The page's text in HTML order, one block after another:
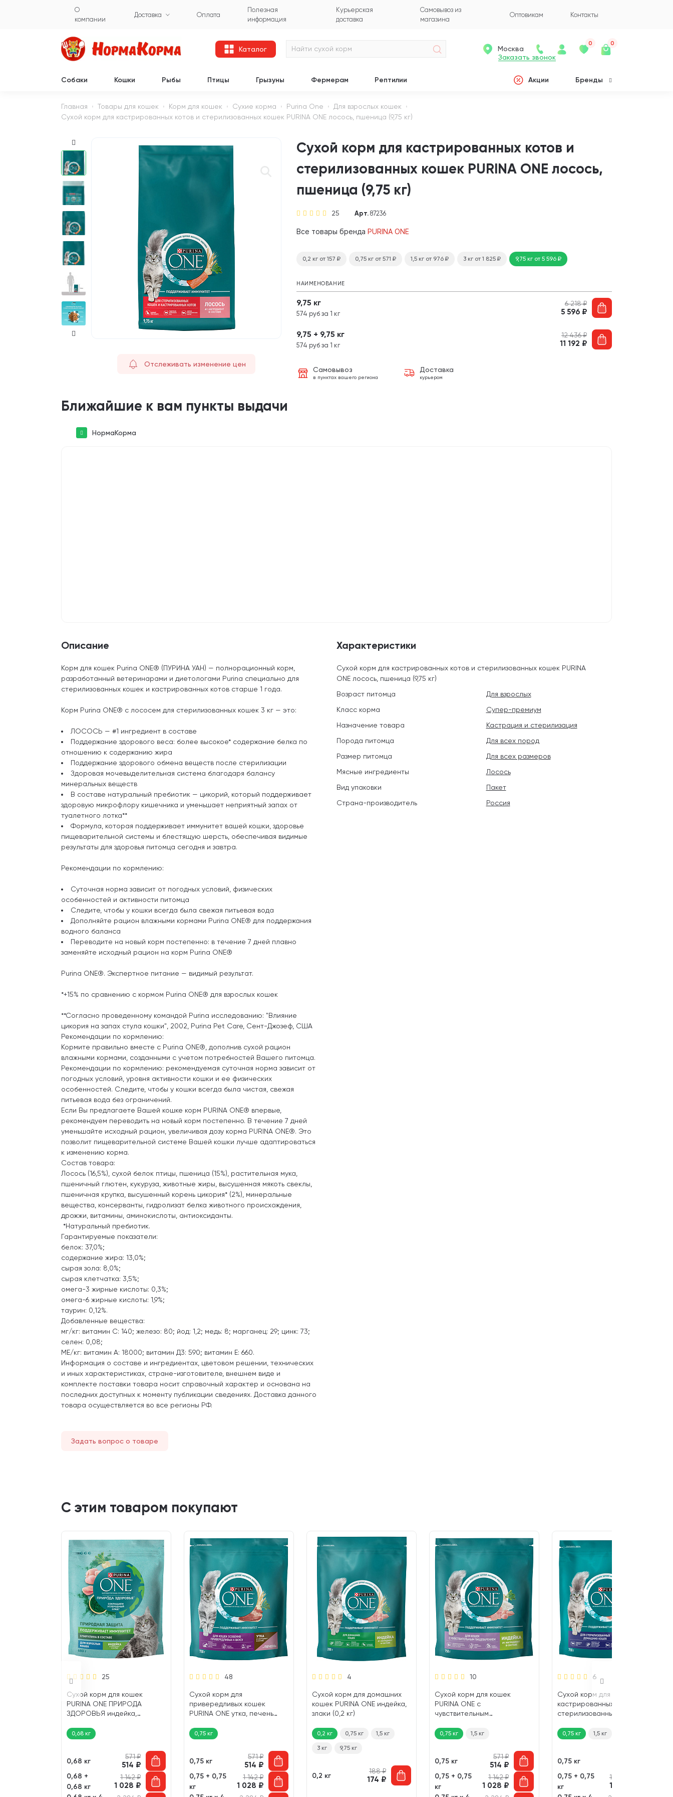
О
компании
Доставка Оплата
Полезная
информация
Курьерская
доставка
Самовывоз из
магазина
Оптовикам Контакты
Каталог
Заказать звонок
Москва
0 0
Собаки Кошки Рыбы Птицы Грызуны Фермерам Рептилии Акции Бренды
Главная Товары для кошек Корм для кошек Сухие корма Purina One
Для взрослых кошек
Сухой корм для кастрированных котов и стерилизованных кошек PURINA ONE лосось, пшеница (9,75 кг)
Отслеживать изменение цен
Сухой корм для кастрированных котов и
стерилизованных кошек PURINA ONE лосось,
пшеница (9,75 кг)
25 Арт. 87236
Все товары бренда PURINA ONE
0,2 кг от 157 ₽ 0,75 кг от 571 ₽ 1,5 кг от 976 ₽ 3 кг от 1 825 ₽ 9,75 кг от 5 596₽
НАИМЕНОВАНИЕ
9,75 кг
574 руб за 1 кг
6 218₽
5 596 ₽
9,75 + 9,75 кг
574 руб за 1 кг
12 436₽
11 192 ₽
Самовывоз
в пунктах вашего региона
Доставка
курьером
Ближайшие к вам пункты выдачи
НормаКорма
Описание
Корм для кошек Purina ONE® (ПУРИНА УАН) — полнорационный корм,
разработанный ветеринарами и диетологами Purina специально для
стерилизованных кошек и кастрированных котов старше 1 года.
Корм Purina ONE® с лососем для стерилизованных кошек 3 кг — это:
ЛОСОСЬ — #1 ингредиент в составе
Поддержание здорового веса: более высокое* содержание белка по
отношению к содержанию жира
Поддержание здорового обмена веществ после стерилизации
Здоровая мочевыделительная система благодаря балансу
минеральных веществ
В составе натуральный пребиотик — цикорий, который поддерживает
здоровую микрофлору кишечника и уменьшает неприятный запах от
туалетного лотка**
Формула, которая поддерживает иммунитет вашей кошки, здоровье
пищеварительной системы и блестящую шерсть, обеспечивая видимые
результаты для здоровья питомца сегодня и завтра.
Рекомендации по кормлению:
Суточная норма зависит от погодных условий, физических
особенностей и активности питомца
Следите, чтобы у кошки всегда была свежая питьевая вода
Дополняйте рацион влажными кормами Purina ONE® для поддержания
водного баланса
Переводите на новый корм постепенно: в течение 7 дней плавно
заменяйте исходный рацион на корм Purina ONE®
Purina ONE®. Экспертное питание — видимый результат.
*+15% по сравнению с кормом Purina ONE® для взрослых кошек
**Согласно проведенному командой Purina исследованию: "Влияние
цикория на запах стула кошки", 2002, Purina Pet Care, Сент-Джозеф, США
Рекомендации по кормлению:
Кормите правильно вместе с Purina ONE®, дополнив сухой рацион
влажными кормами, созданными с учетом потребностей Вашего питомца.
Рекомендации по кормлению: рекомендуемая суточная норма зависит от
погодных условий, уровня активности кошки и ее физических
особенностей. Следите, чтобы у кошки всегда была чистая, свежая
питьевая вода без ограничений.
Если Вы предлагаете Вашей кошке корм PURINA ONE® впервые,
рекомендуем переводить на новый корм постепенно. В течение 7 дней
уменьшайте исходный рацион, увеличивая дозу корма PURINA ONE®. Это
позволит пищеварительной системе Вашей кошки лучше адаптироваться
к изменению корма.
Состав товара:
Лосось (16,5%), сухой белок птицы, пшеница (15%), растительная мука,
пшеничный глютен, кукуруза, животные жиры, высушенная мякоть свеклы,
пшеничная крупка, высушенный корень цикория* (2%), минеральные
вещества, консерванты, гидролизат белка животного происхождения,
дрожжи, витамины, аминокислоты, антиоксиданты.
*Натуральный пребиотик.
Гарантируемые показатели:
белок: 37,0%;
содержание жира: 13,0%;
сырая зола: 8,0%;
сырая клетчатка: 3,5%;
омега-3 жирные кислоты: 0,3%;
омега-6 жирные кислоты: 1,9%;
таурин: 0,12%.
Добавленные вещества:
мг/кг: витамин C: 140; железо: 80; йод: 1,2; медь: 8; марганец: 29; цинк: 73;
селен: 0,08;
МЕ/кг: витамин А: 18000; витамин Д3: 590; витамин Е: 660.
Информация о составе и ингредиентах, цветовом решении, технических
и иных характеристиках, стране-изготовителе, внешнем виде и
комплекте поставки товара носит справочный характер и основана на
последних доступных к моменту публикации сведениях. Доставка данного
товара осуществляется во все регионы РФ.
Задать вопрос о товаре
Характеристики
Сухой корм для кастрированных котов и стерилизованных кошек PURINA
ONE лосось, пшеница (9,75 кг)
Возраст питомца
Для взрослых
Класс корма
Супер-премиум
Назначение товара
Кастрация и стерилизация
Порода питомца
Для всех пород
Размер питомца
Для всех размеров
Мясные ингредиенты
Лосось
Вид упаковки
Пакет
Страна-производитель
Россия
С этим товаром покупают
25
Сухой корм для кошек
PURINA ONE ПРИРОДА
ЗДОРОВЬЯ индейка,
0,68 кг
0,68 кг
571₽
514 ₽
0,68 +
0,68 кг
1 142₽
1 028 ₽
48
Сухой корм для
привередливых кошек
PURINA ONE утка, печень
0,75 кг
0,75 кг
571₽
514 ₽
0,75 + 0,75
кг
1 142₽
1 028 ₽
4
Сухой корм для домашних
кошек PURINA ONE индейка,
злаки (0,2 кг)
0,2 кг 0,75 кг 1,5 кг
3 кг 9,75 кг
0,2 кг
188₽
174 ₽
10
Сухой корм для кошек
PURINA ONE с
чувствительным
(0,75 кг)
0,75 кг 1,5 кг
0,75 кг
571₽
514 ₽
0,75 + 0,75
кг
1 142₽
1 028 ₽
6
Сухой корм для домашних
кастрированных котов и
стерилизованных кошек
0,75 кг 1,5 кг
0,75 кг
0,75 + 0,75
кг
1 234
1 115